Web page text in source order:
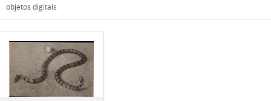
objetos digitais